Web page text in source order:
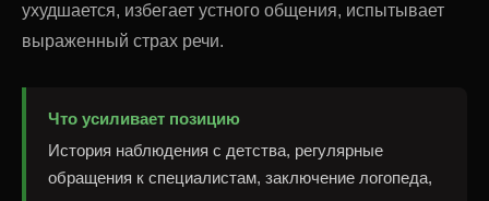
ухудшается, избегает устного общения, испытывает
выраженный страх речи.
Что усиливает позицию
История наблюдения с детства, регулярные
обращения к специалистам, заключение логопеда,